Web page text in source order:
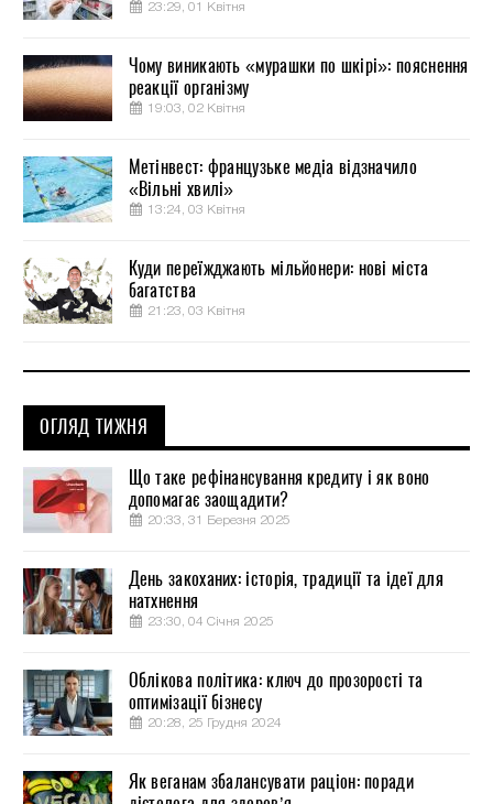
23:29, 01 Квітня
Чому виникають «мурашки по шкірі»: пояснення
реакції організму
19:03, 02 Квітня
Метінвест: французьке медіа відзначило
«Вільні хвилі»
13:24, 03 Квітня
Куди переїжджають мільйонери: нові міста
багатства
21:23, 03 Квітня
ОГЛЯД ТИЖНЯ
Що таке рефінансування кредиту і як воно
допомагає заощадити?
20:33, 31 Березня 2025
День закоханих: історія, традиції та ідеї для
натхнення
23:30, 04 Січня 2025
Облікова політика: ключ до прозорості та
оптимізації бізнесу
20:28, 25 Грудня 2024
Як веганам збалансувати раціон: поради